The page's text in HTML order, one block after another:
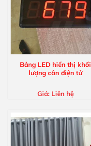
Bảng LED hiển thị khối
lượng cân điện tử
Giá: Liên hệ